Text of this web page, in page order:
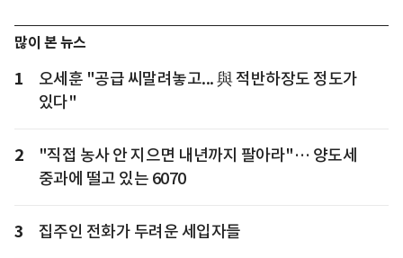
많이 본 뉴스
1
오세훈 "공급 씨말려놓고... 與 적반하장도 정도가
있다"
2
"직접 농사 안 지으면 내년까지 팔아라"… 양도세
중과에 떨고 있는 6070
3 집주인 전화가 두려운 세입자들